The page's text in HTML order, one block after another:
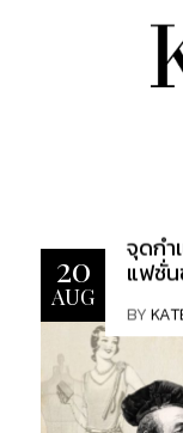
20
AUG
จุดกำ
แฟชั่
BY